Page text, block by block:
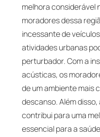
melhora considerável
moradores dessa
incessante de
atividades urbanas
perturbador. Com a
acústicas, os
de um ambiente mais
descanso. Além
contribui para uma
essencial para a